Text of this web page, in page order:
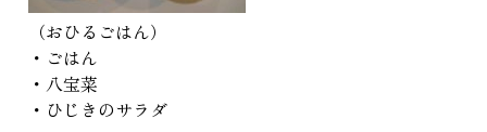
（おひるごはん）
・ごはん
・八宝菜
・ひじきのサラダ